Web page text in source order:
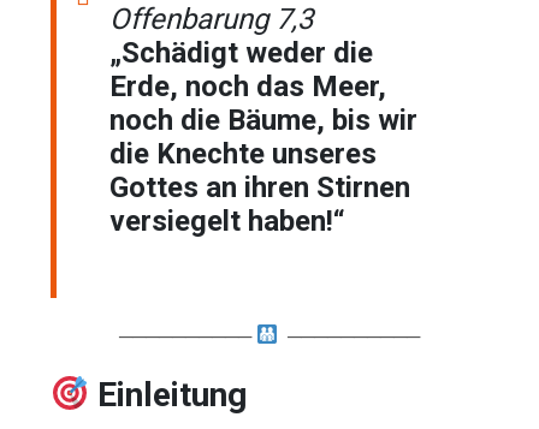
Offenbarung 7,3
„Schädigt weder die
Erde, noch das Meer,
noch die Bäume, bis wir
die Knechte unseres
Gottes an ihren Stirnen
versiegelt haben!“
────────── ──────────
Einleitung